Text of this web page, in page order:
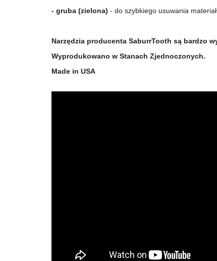
- gruba (zielona) - do szybkiego usuwania
Narzędzia producenta SaburrTooth są bardzo
Wyprodukowano w Stanach Zjednoczonych.
Made in USA